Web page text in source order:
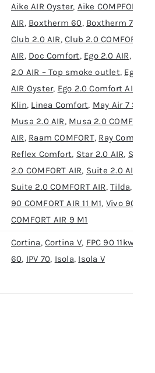
Aike AIR Oyster, Aike COMPFORT
AIR, Boxtherm 60, Boxtherm 70
Club 2.0 AIR,Club 2.0 COMFORT
AIR, Doc Comfort, Ego 2.0 AIR,
2.0 AIR – Top smoke outlet, Ego 2.0
AIR Oyster, Ego 2.0 Comfort AIR
Klin, Linea Comfort, May Air 7 S1
Musa 2.0 AIR, Musa 2.0 COMFORT
AIR, Raam COMFORT, Ray Comfort
Reflex Comfort, Star 2.0 AIR, Star
2.0 COMFORT AIR, Suite 2.0 AIR
Suite 2.0 COMFORT AIR,Tilda,
90 COMFORT AIR 11 M1, Vivo 90
COMFORT AIR 9 M1
Cortina,Cortina V, FPC 90 11kw
60, IPV 70, Isola, Isola V